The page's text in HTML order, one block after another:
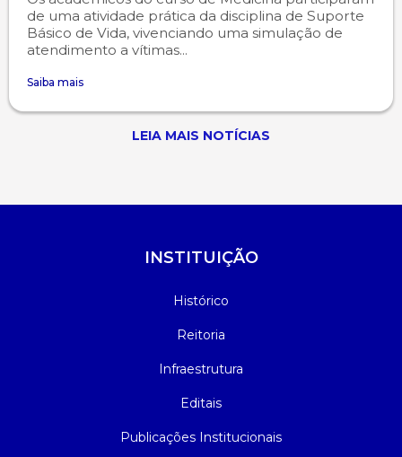
de uma atividade prática da disciplina de Suporte
Básico de Vida, vivenciando uma simulação de
atendimento a vítimas...
Saiba mais
LEIA MAIS NOTÍCIAS
INSTITUIÇÃO
Histórico
Reitoria
Infraestrutura
Editais
Publicações Institucionais